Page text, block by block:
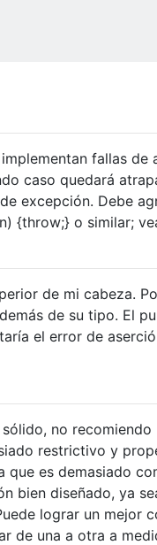
fallas de
caso quedará
excepción. Debe
{throw;} o similar;
de mi cabeza.
de su tipo. El
el error de
no
restrictivo y
es demasiado
bien diseñado, ya
lograr un mejor
de una a otra a